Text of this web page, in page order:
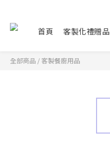
首頁 客製化禮贈品
全部商品 / 客製餐廚用品